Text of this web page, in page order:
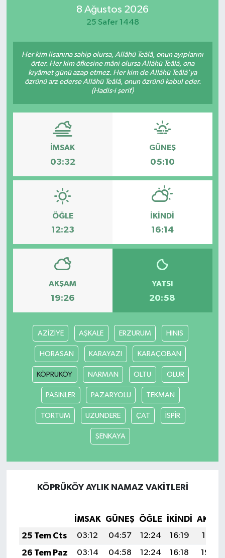
8 Ağustos 2026
25 Safer 1448
Her kim lisanına sahip olursa, Allâhü Teâlâ, onun ayıplarını
örter. Her kim öfkesine mâni olursa Allâhü Teâlâ, ona
kıyâmet günü azap etmez. Her kim de Allâhü Teâlâ'ya
özrünü arz ederse Allâhü Teâlâ, onun özrünü kabul eder.
(Hadis-i şerif)
İMSAK
03:32
GÜNEŞ
05:10
ÖĞLE
12:23
İKINDI
16:14
AKŞAM
19:26
YATSI
20:58
AZİZİYE AŞKALE ERZURUM HINIS
HORASAN KARAYAZI KARAÇOBAN
KÖPRÜKÖY NARMAN OLTU OLUR
PASİNLER PAZARYOLU TEKMAN
TORTUM UZUNDERE ÇAT İSPİR
ŞENKAYA
KÖPRÜKÖY AYLIK NAMAZ VAKITLERI
İMSAK GÜNEŞ ÖĞLE İKINDI
25 Tem Cts
03:12 04:57 12:24 16:19
19:41
26 Tem Paz
03:14 04:58 12:24 16:18
19:40